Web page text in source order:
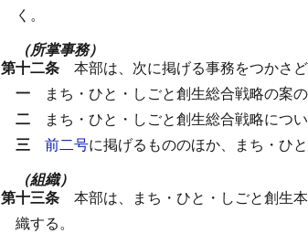
く。
（所掌事務）
第十二条 本部は、次に掲げる事務をつかさど
一
まち・ひと・しごと創生総合戦略の案
二
まち・ひと・しごと創生総合戦略につ
三 前二号に掲げるもののほか、まち・ひ
（組織）
第十三条 本部は、まち・ひと・しごと創生
織する。